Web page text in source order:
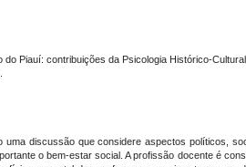
Piauí: contribuições da Psicologia Histórico-Cultural
discussão que considere aspectos políticos,
o bem-estar social. A profissão docente é